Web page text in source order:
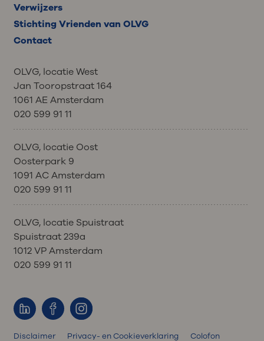
Verwijzers
Stichting Vrienden van OLVG
Contact
OLVG, locatie West
Jan Tooropstraat 164
1061 AE Amsterdam
020 599 91 11
OLVG, locatie Oost
Oosterpark 9
1091 AC Amsterdam
020 599 91 11
OLVG, locatie Spuistraat
Spuistraat 239a
1012 VP Amsterdam
020 599 91 11
Disclaimer Privacy- en Cookieverklaring Colofon